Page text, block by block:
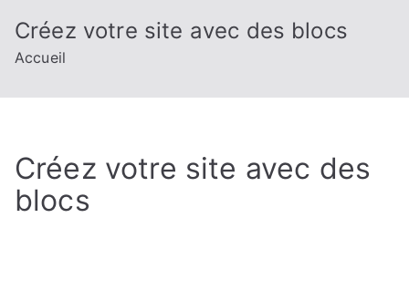
Créez votre site avec des blocs
Accueil
Créez votre site avec des
blocs